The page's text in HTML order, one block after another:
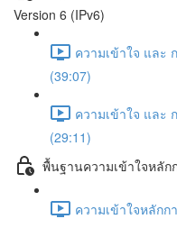
Version 6 (IPv6)
ความเข้าใจ และ
(39:07)
ความเข้าใจ และ
(29:11)
พื้นฐานความเข้าใจหลัก
ความเข้าใจหลักก